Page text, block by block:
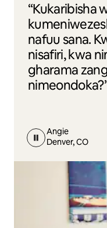
“Kukaribisha
nafuu sana.
nisafiri, kwa
gharama
Angie
Denver, CO